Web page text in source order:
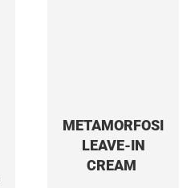
METAMORFOSI
LEAVE-IN
CREAM